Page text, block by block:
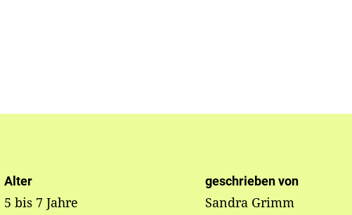
Alter
5 bis 7 Jahre
geschrieben von
Sandra Grimm